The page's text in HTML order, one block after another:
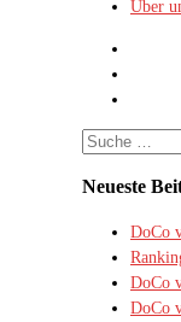
Über
Suche
Neueste
DoCo
DoCo
DoCo